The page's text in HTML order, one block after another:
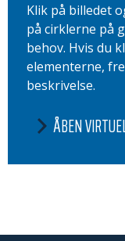
Klik på billedet
på cirklerne på
behov. Hvis du
elementerne,
beskrivelse.
ÅBEN